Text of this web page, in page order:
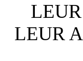
LEUR